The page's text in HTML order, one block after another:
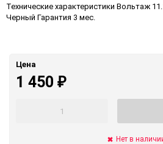
Технические характеристики Вольтаж
Черный Гарантия 3 мес.
Цена
1 450 ₽
Нет в